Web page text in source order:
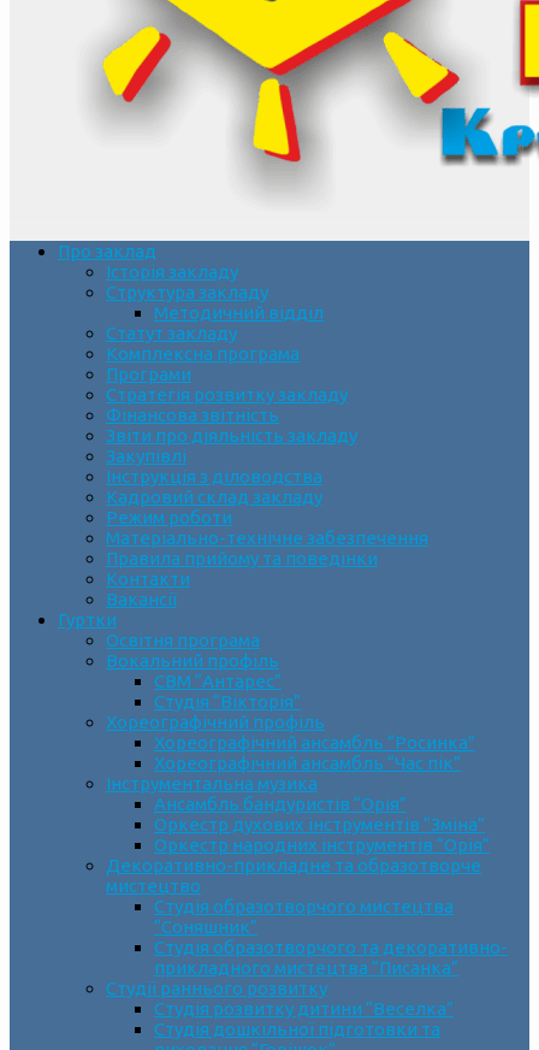
Про заклад
Історія закладу
Структура закладу
Методичний відділ
Статут закладу
Комплексна програма
Програми
Стратегія розвитку закладу
Фінансова звітність
Звіти про діяльність закладу
Закупівлі
Інструкція з діловодства
Кадровий склад закладу
Режим роботи
Матеріально-технічне забезпечення
Правила прийому та поведінки
Контакти
Вакансії
Гуртки
Освітня програма
Вокальний профіль
СВМ “Антарес”
Студія “Вікторія”
Хореографічний профіль
Хореографічний ансамбль “Росинка”
Хореографічний ансамбль “Час пік”
Інструментальна музика
Ансамбль бандуристів “Орія”
Оркестр духових інструментів “Зміна”
Оркестр народних інструментів “Орія”
Декоративно-прикладне та образотворче
мистецтво
Cтудія образотворчого мистецтва
“Соняшник”
Студія образотворчого та декоративно-
прикладного мистецтва “Писанка”
Студії раннього розвитку
Студія розвитку дитини “Веселка”
Студія дошкільної підготовки та